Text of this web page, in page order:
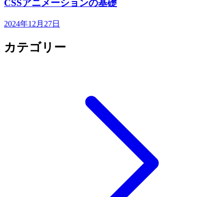
CSSアニメーションの基礎
2024年12月27日
カテゴリー